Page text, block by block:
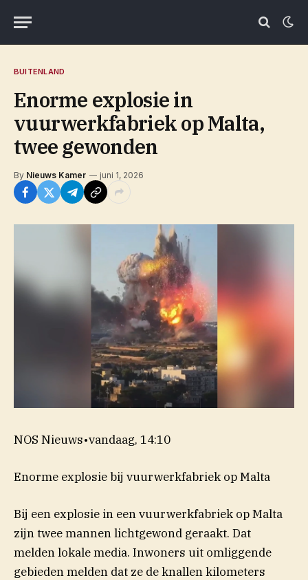
BUITENLAND
Enorme explosie in
vuurwerkfabriek op Malta,
twee gewonden
By Nieuws Kamer juni 1, 2026
NOS Nieuws•vandaag, 14:10
Enorme explosie bij vuurwerkfabriek op Malta
Bij een explosie in een vuurwerkfabriek op Malta
zijn twee mannen lichtgewond geraakt. Dat
melden lokale media. Inwoners uit omliggende
gebieden melden dat ze de knallen kilometers